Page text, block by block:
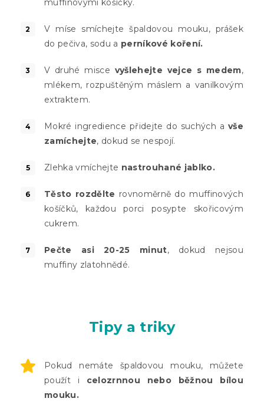
muffinovými košíčky.
V míse smíchejte špaldovou mouku, prášek
do pečiva, sodu a perníkové koření.
V druhé misce vyšlehejte vejce s medem,
mlékem, rozpuštěným máslem a vanilkovým
extraktem.
Mokré ingredience přidejte do suchých a vše
zamíchejte, dokud se nespojí.
Zlehka vmíchejte nastrouhané jablko.
Těsto rozdělte rovnoměrně do muffinových
košíčků, každou porci posypte skořicovým
cukrem.
Pečte asi 20-25 minut, dokud nejsou
muffiny zlatohnědé.
Tipy a triky
Pokud nemáte špaldovou mouku, můžete
použít i celozrnnou nebo běžnou bílou
mouku.